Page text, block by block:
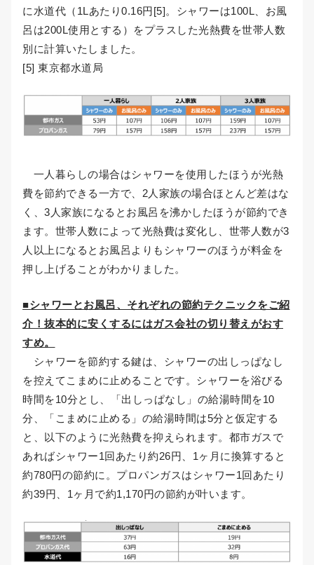
に水道代（1Lあたり0.16円[5]。シャワーは100L、お風
呂は200L使用とする）をプラスした光熱費を世帯人数
別に計算いたしました。
[5] 東京都水道局
一人暮らしの場合はシャワーを使用したほうが光熱
費を節約できる一方で、2人家族の場合ほとんど差はな
く、3人家族になるとお風呂を沸かしたほうが節約でき
ます。世帯人数によって光熱費は変化し、世帯人数が3
人以上になるとお風呂よりもシャワーのほうが料金を
押し上げることがわかりました。
■シャワーとお風呂、それぞれの節約テクニックをご紹
介！抜本的に安くするにはガス会社の切り替えがおす
すめ。
シャワーを節約する鍵は、シャワーの出しっぱなし
を控えてこまめに止めることです。シャワーを浴びる
時間を10分とし、「出しっぱなし」の給湯時間を10
分、「こまめに止める」の給湯時間は5分と仮定する
と、以下のように光熱費を抑えられます。都市ガスで
あればシャワー1回あたり約26円、1ヶ月に換算すると
約780円の節約に。プロパンガスはシャワー1回あたり
約39円、1ヶ月で約1,170円の節約が叶います。